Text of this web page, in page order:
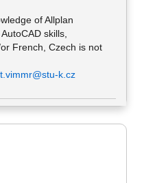
of Allplan
skills,
French, Czech is not
t.vimmr@stu-k.cz